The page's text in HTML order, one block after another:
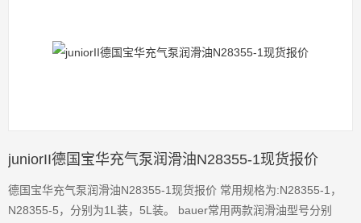
juniorII德国宝华充气泵润滑油N28355-1现货报价
德国宝华充气泵润滑油N28355-1现货报价 常用规格为:N28355-1，
N28355-5，分别为1L装，5L装。 bauer常用两款润滑油型号分别